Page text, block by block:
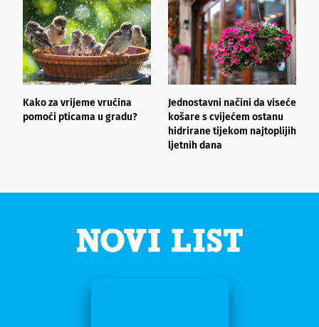
Kako za vrijeme vrućina
pomoći pticama u gradu?
Jednostavni načini da viseće
košare s cvijećem ostanu
hidrirane tijekom najtoplijih
ljetnih dana